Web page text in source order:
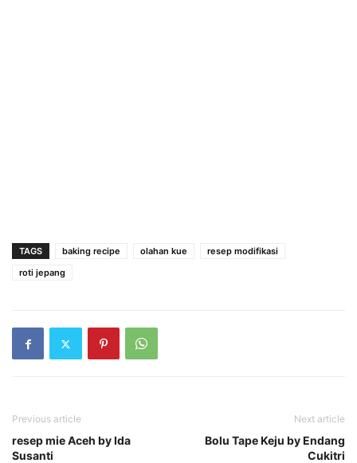
TAGS baking recipe olahan kue
resep modifikasi
roti jepang
Previous article
resep mie Aceh by Ida
Susanti
Next article
Bolu Tape Keju by Endang
Cukitri